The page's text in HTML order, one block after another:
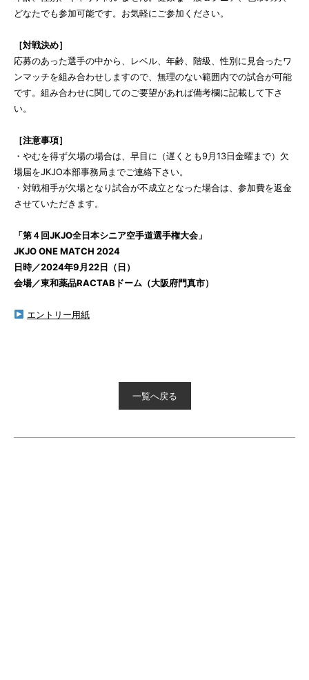
どなたでも参加可能です。お気軽にご参加ください。
［対戦決め］
応募のあった選手の中から、レベル、年齢、階級、性別に見合ったワ
ンマッチを組み合わせしますので、無理のない範囲内での試合が可能
です。組み合わせに関してのご要望があれば備考欄に記載して下さ
い。
［注意事項］
・やむを得ず欠場の場合は、早目に（遅くとも9月13日金曜まで）欠
場届をJKJO本部事務局までご連絡下さい。
・対戦相手が欠場となり試合が不成立となった場合は、参加費を返金
させていただきます。
「第４回JKJO全日本シニア空手道選手権大会」
JKJO ONE MATCH 2024
日時／2024年9月22日（日）
会場／東和薬品RACTABドーム（大阪府門真市）
エントリー用紙
一覧へ戻る